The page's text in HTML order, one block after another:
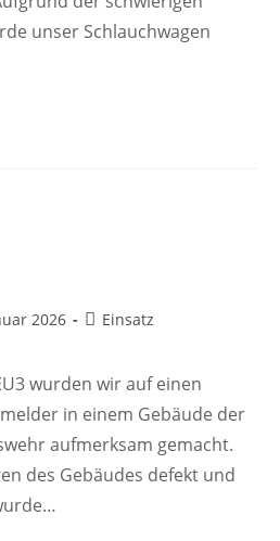
unser Schlauchwagen
2026
Beitrags-
Einsatz
wurden wir auf einen
in einem Gebäude der
aufmerksam gemacht.
des Gebäudes defekt und